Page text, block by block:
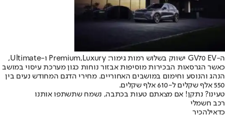
ה-GV70 EV ישווק בשלוש רמות גימור: Premium,Luxury ו-Ultimate,
כאשר הגרסאות הבכירות מוסיפות אבזור נוחות כגון מערכת עיסוי במושב
הנהג והנוסע וחימום במושבים האחוריים. מחירי הדגם המחודש נעים בין
550 אלף שקלים ל-610 אלף שקלים.
טעינו? נתקן! אם מצאתם טעות בכתבה, נשמח שתשתפו אותנו
רכב חשמלי
כדאילהכיר